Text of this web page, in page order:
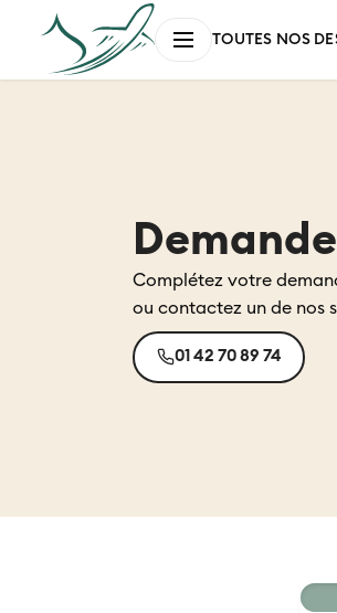
TOUTES NOS
Complétez votre
ou contactez un de nos
01 42 70 89 74